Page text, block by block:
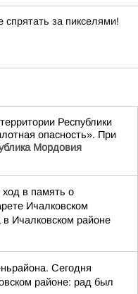
спрятать за пикселями!
Республики
опасность». При
Мордовия
в память о
Ичалковском
в Ичалковском районе
Сегодня
районе: рад был